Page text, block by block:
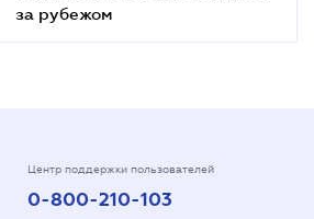
за рубежом
Центр поддержки пользователей
0-800-210-103